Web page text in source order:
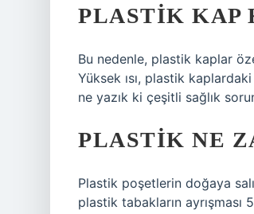
PLASTIK KAP
Bu nedenle, plastik kaplar
Yüksek ısı, plastik
ne yazık ki çeşitli sağlık
PLASTIK NE
Plastik poşetlerin doğaya
plastik tabakların ayrışması